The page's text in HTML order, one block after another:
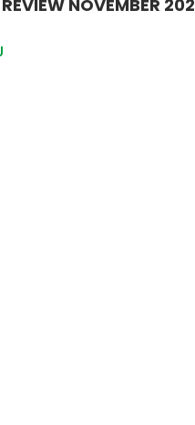
NOVEMBER